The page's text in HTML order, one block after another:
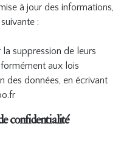
à jour des informations,
:
suppression de leurs
aux lois
des données, en écrivant
confidentialité